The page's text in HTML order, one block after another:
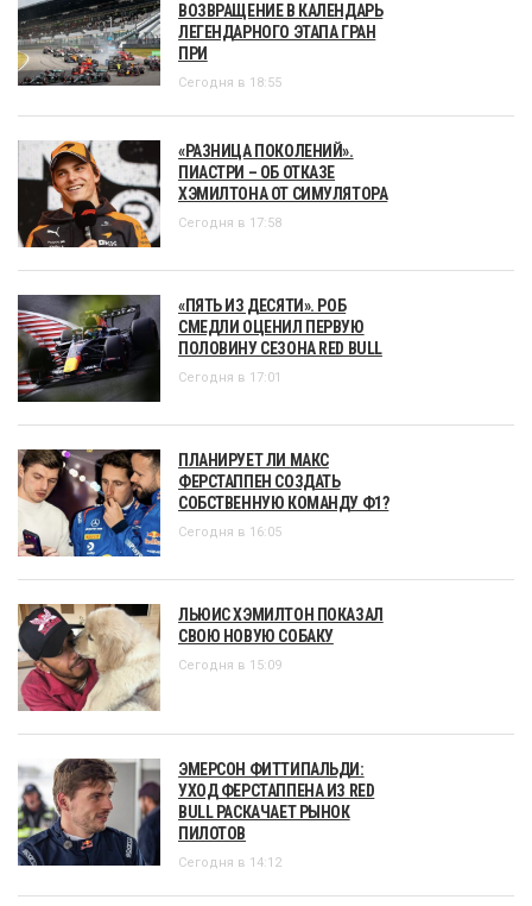
ВОЗВРАЩЕНИЕ В КАЛЕНДАРЬ
ЛЕГЕНДАРНОГО ЭТАПА ГРАН
ПРИ
Сегодня в 18:55
«РАЗНИЦА ПОКОЛЕНИЙ».
ПИАСТРИ – ОБ ОТКАЗЕ
ХЭМИЛТОНА ОТ СИМУЛЯТОРА
Сегодня в 17:58
«ПЯТЬ ИЗ ДЕСЯТИ». РОБ
СМЕДЛИ ОЦЕНИЛ ПЕРВУЮ
ПОЛОВИНУ СЕЗОНА RED BULL
Сегодня в 17:01
ПЛАНИРУЕТ ЛИ МАКС
ФЕРСТАППЕН СОЗДАТЬ
СОБСТВЕННУЮ КОМАНДУ Ф1?
Сегодня в 16:05
ЛЬЮИС ХЭМИЛТОН ПОКАЗАЛ
СВОЮ НОВУЮ СОБАКУ
Сегодня в 15:09
ЭМЕРСОН ФИТТИПАЛЬДИ:
УХОД ФЕРСТАППЕНА ИЗ RED
BULL РАСКАЧАЕТ РЫНОК
ПИЛОТОВ
Сегодня в 14:12